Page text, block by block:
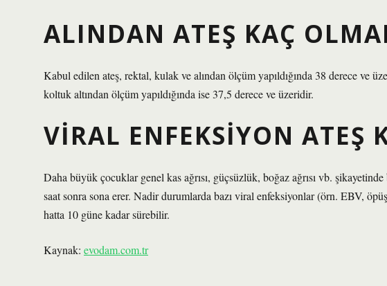
ALINDAN ATEŞ KAÇ
Kabul edilen ateş, rektal, kulak ve alından ölçüm yapıldığında 38 derece ve
koltuk altından ölçüm yapıldığında ise 37,5 derece ve üzeridir.
VIRAL ENFEKSIYON ATEŞ
Daha büyük çocuklar genel kas ağrısı, güçsüzlük, boğaz ağrısı vb.
saat sonra sona erer. Nadir durumlarda bazı viral enfeksiyonlar (örn. EBV,
hatta 10 güne kadar sürebilir.
Kaynak: evodam.com.tr